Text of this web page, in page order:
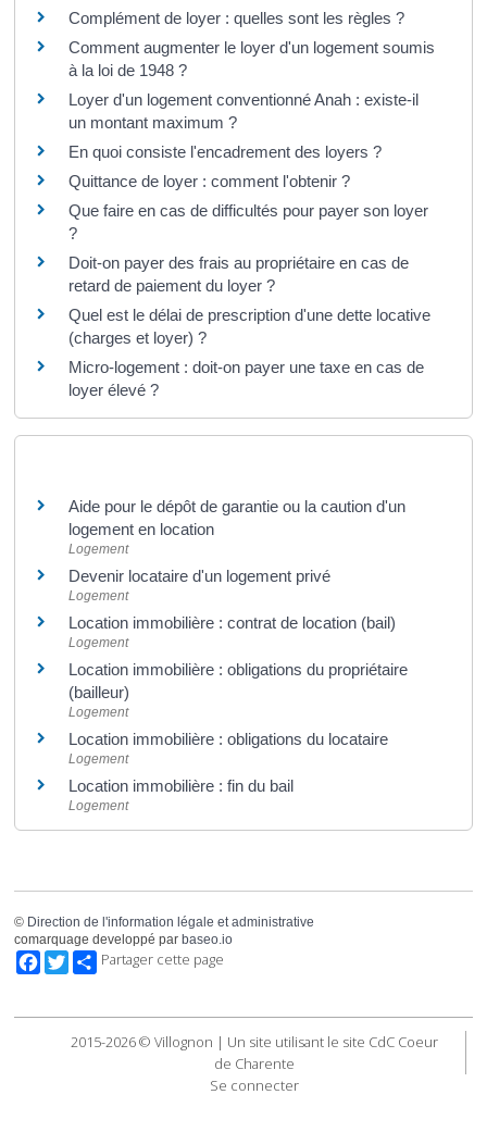
Complément de loyer : quelles sont les règles ?
Comment augmenter le loyer d'un logement soumis
à la loi de 1948 ?
Loyer d'un logement conventionné Anah : existe-il
un montant maximum ?
En quoi consiste l'encadrement des loyers ?
Quittance de loyer : comment l'obtenir ?
Que faire en cas de difficultés pour payer son loyer
?
Doit-on payer des frais au propriétaire en cas de
retard de paiement du loyer ?
Quel est le délai de prescription d'une dette locative
(charges et loyer) ?
Micro-logement : doit-on payer une taxe en cas de
loyer élevé ?
Aide pour le dépôt de garantie ou la caution d'un
logement en location
Logement
Devenir locataire d'un logement privé
Logement
Location immobilière : contrat de location (bail)
Logement
Location immobilière : obligations du propriétaire
(bailleur)
Logement
Location immobilière : obligations du locataire
Logement
Location immobilière : fin du bail
Logement
© Direction de l'information légale et administrative
comarquage developpé par baseo.io
Facebook
TwitterPartager cette page
2015-2026 © Villognon | Un site utilisant le site CdC Coeur
de Charente
Se connecter